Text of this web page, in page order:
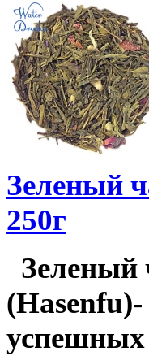
Зеленый
250г
Зеленый
успешных